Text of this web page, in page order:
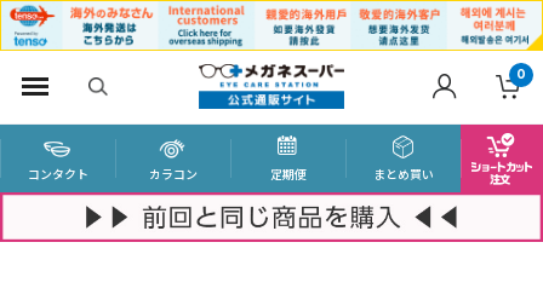
0
コンタクト カラコン 定期便 まとめ買い